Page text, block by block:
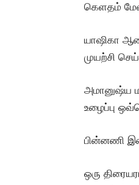
கெளதம்
யாஷிகா
முயற்சி
அமானுஷ்ய
உழைப்பு
பின்னணி
ஒரு